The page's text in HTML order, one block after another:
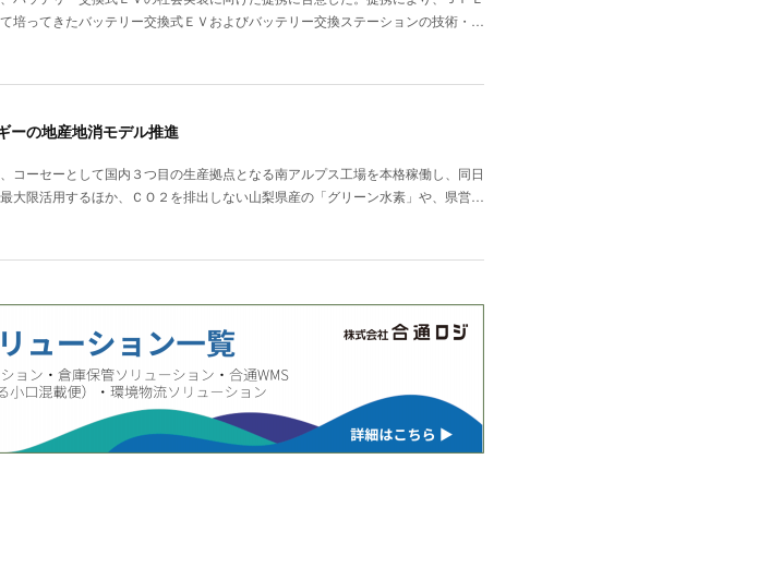
培ってきたバッテリー交換式ＥＶおよびバッテリー交換ステーションの技術・…
の地産地消モデル推進
ーセーとして国内３つ目の生産拠点となる南アルプス工場を本格稼働し、同日
大限活用するほか、ＣＯ２を排出しない山梨県産の「グリーン水素」や、県営…